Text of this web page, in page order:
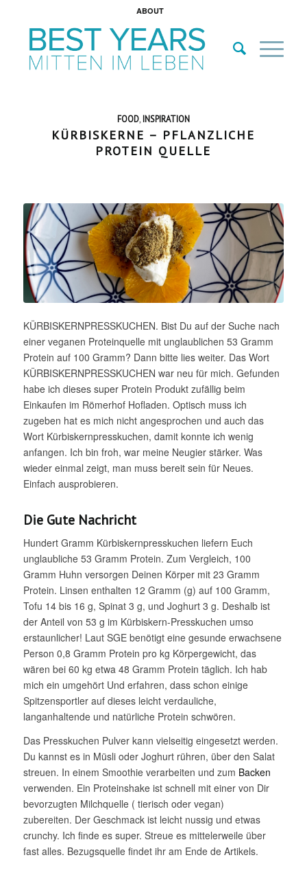
ABOUT
FOOD, INSPIRATION
KÜRBISKERNE – PFLANZLICHE
PROTEIN QUELLE
KÜRBISKERNPRESSKUCHEN. Bist Du auf der Suche nach
einer veganen Proteinquelle mit unglaublichen 53 Gramm
Protein auf 100 Gramm? Dann bitte lies weiter. Das Wort
KÜRBISKERNPRESSKUCHEN war neu für mich. Gefunden
habe ich dieses super Protein Produkt zufällig beim
Einkaufen im Römerhof Hofladen. Optisch muss ich
zugeben hat es mich nicht angesprochen und auch das
Wort Kürbiskernpresskuchen, damit konnte ich wenig
anfangen. Ich bin froh, war meine Neugier stärker. Was
wieder einmal zeigt, man muss bereit sein für Neues.
Einfach ausprobieren.
Die Gute Nachricht
Hundert Gramm Kürbiskernpresskuchen liefern Euch
unglaubliche 53 Gramm Protein. Zum Vergleich, 100
Gramm Huhn versorgen Deinen Körper mit 23 Gramm
Protein. Linsen enthalten 12 Gramm (g) auf 100 Gramm,
Tofu 14 bis 16 g, Spinat 3 g, und Joghurt 3 g. Deshalb ist
der Anteil von 53 g im Kürbiskern-Presskuchen umso
erstaunlicher! Laut SGE benötigt eine gesunde erwachsene
Person 0,8 Gramm Protein pro kg Körpergewicht, das
wären bei 60 kg etwa 48 Gramm Protein täglich. Ich hab
mich ein umgehört Und erfahren, dass schon einige
Spitzensportler auf dieses leicht verdauliche,
langanhaltende und natürliche Protein schwören.
Das Presskuchen Pulver kann vielseitig eingesetzt werden.
Du kannst es in Müsli oder Joghurt rühren, über den Salat
streuen. In einem Smoothie verarbeiten und zum Backen
verwenden. Ein Proteinshake ist schnell mit einer von Dir
bevorzugten Milchquelle ( tierisch oder vegan)
zubereiten. Der Geschmack ist leicht nussig und etwas
crunchy. Ich finde es super. Streue es mittelerweile über
fast alles. Bezugsquelle findet ihr am Ende de Artikels.